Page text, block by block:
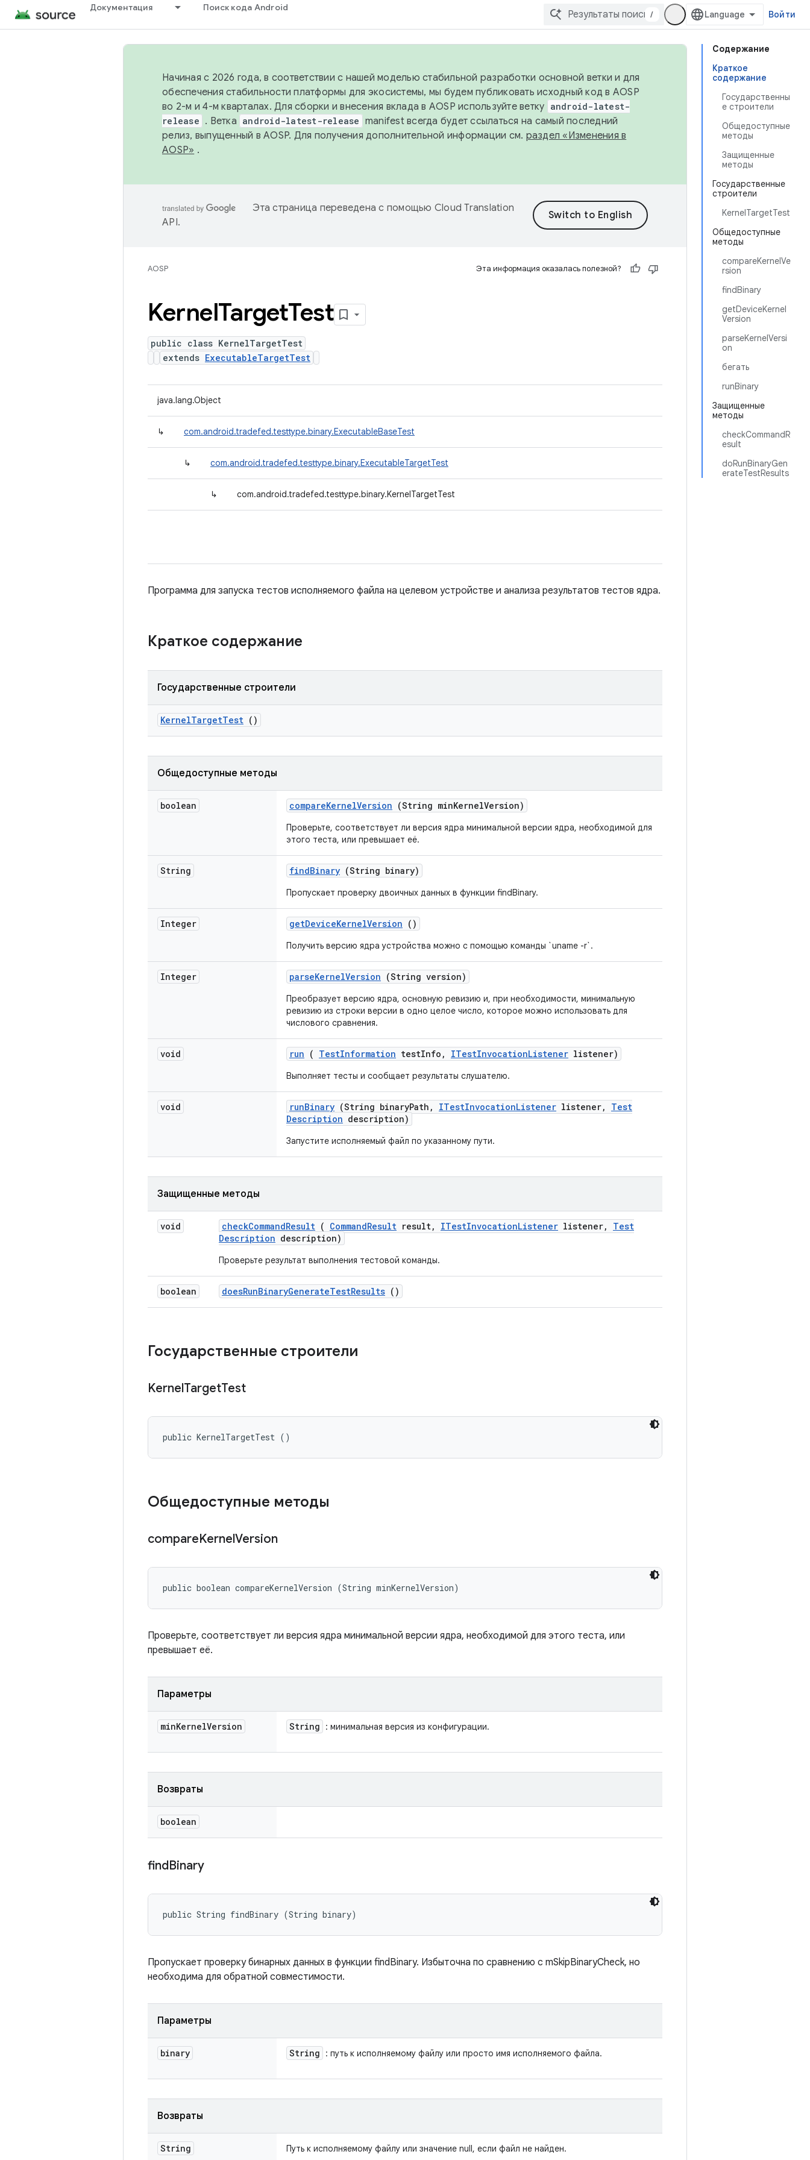
Документация Поиск кода Android
/ Войти
Содержание
Краткое
содержание
Государственны
е строители
Общедоступные
методы
Защищенные
методы
Государственные
строители
KernelTargetTest
Общедоступные
методы
compareKernelVe
rsion
findBinary
getDeviceKernel
Version
parseKernelVersi
on
бегать
runBinary
Защищенные
методы
checkCommandR
esult
doRunBinaryGen
erateTestResults
Начиная с 2026 года, в соответствии с нашей моделью стабильной разработки основной ветки и для
обеспечения стабильности платформы для экосистемы, мы будем публиковать исходный код в AOSP
во 2-м и 4-м кварталах. Для сборки и внесения вклада в AOSP используйте ветку android-latest-
release . Ветка android-latest-release manifest всегда будет ссылаться на самый последний
релиз, выпущенный в AOSP. Для получения дополнительной информации см. раздел «Изменения в
AOSP» .
Эта страница переведена с помощью Cloud Translation
API.
AOSP Эта информация оказалась полезной?
KernelTargetTest
public class KernelTargetTest
extends ExecutableTargetTest
java.lang.Object
↳ com.android.tradefed.testtype.binary.ExecutableBaseTest
↳ com.android.tradefed.testtype.binary.ExecutableTargetTest
↳ com.android.tradefed.testtype.binary.KernelTargetTest
Программа для запуска тестов исполняемого файла на целевом устройстве и анализа результатов тестов ядра.
Краткое содержание
Государственные строители
KernelTargetTest ()
Общедоступные методы
boolean compareKernelVersion (String minKernelVersion)
Проверьте, соответствует ли версия ядра минимальной версии ядра, необходимой для
этого теста, или превышает её.
String findBinary (String binary)
Пропускает проверку двоичных данных в функции findBinary.
Integer getDeviceKernelVersion ()
Получить версию ядра устройства можно с помощью команды `uname -r`.
Integer parseKernelVersion (String version)
Преобразует версию ядра, основную ревизию и, при необходимости, минимальную
ревизию из строки версии в одно целое число, которое можно использовать для
числового сравнения.
void run ( TestInformation testInfo , ITestInvocationListener listener)
Выполняет тесты и сообщает результаты слушателю.
void runBinary (String binaryPath , ITestInvocationListener listener,
Test
Description description)
Запустите исполняемый файл по указанному пути.
Защищенные методы
void checkCommandResult ( CommandResult result, ITestInvocationListener listener,
Test
Description description)
Проверьте результат выполнения тестовой команды.
boolean doesRunBinaryGenerateTestResults ()
Государственные строители
KernelTargetTest
public KernelTargetTest ()
Общедоступные методы
compareKernelVersion
public boolean compareKernelVersion (String minKernelVersion)
Проверьте, соответствует ли версия ядра минимальной версии ядра, необходимой для этого теста, или
превышает её.
Параметры
minKernelVersion String : минимальная версия из конфигурации.
Возвраты
boolean
findBinary
public String findBinary (String binary)
Пропускает проверку бинарных данных в функции findBinary. Избыточна по сравнению с mSkipBinaryCheck, но
необходима для обратной совместимости.
Параметры
binary String : путь к исполняемому файлу или просто имя исполняемого файла.
Возвраты
String Путь к исполняемому файлу или значение null, если файл не найден.